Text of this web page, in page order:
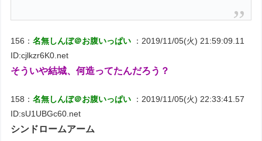
156：名無しんぼ＠お腹いっぱい
：2019/11/05(火) 21:59:09.11
ID:cjlkzr6K0.net
そういや結城、何造ってたんだろう？
158：名無しんぼ＠お腹いっぱい
：2019/11/05(火) 22:33:41.57
ID:sU1UBGc60.net
シンドロームアーム